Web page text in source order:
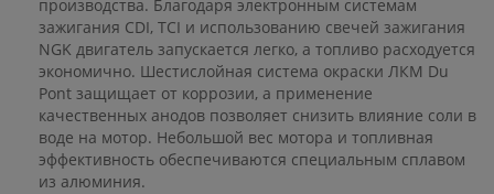
производства. Благодаря электронным системам
зажигания CDI, TCI и использованию свечей зажигания
NGK двигатель запускается легко, а топливо расходуется
экономично. Шестислойная система окраски ЛКМ Du
Pont защищает от коррозии, а применение
качественных анодов позволяет снизить влияние соли в
воде на мотор. Небольшой вес мотора и топливная
эффективность обеспечиваются специальным сплавом
из алюминия.